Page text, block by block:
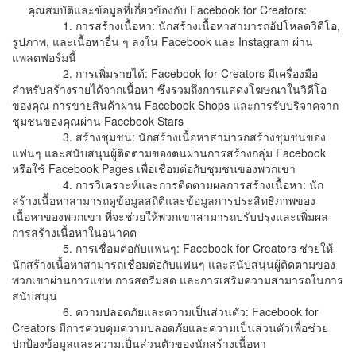
คุณสมบัติและข้อมูลที่เกี่ยวข้องกับ Facebook for Creators:
1. การสร้างเนื้อหา: นักสร้างเนื้อหาสามารถอัปโหลดวิดีโอ,
รูปภาพ, และเนื้อหาอื่น ๆ ลงใน Facebook และ Instagram ผ่าน
แพลตฟอร์มนี้
2. การเพิ่มรายได้: Facebook for Creators มีเครื่องมือ
สำหรับสร้างรายได้จากเนื้อหา ซึ่งรวมถึงการแสดงโฆษณาในวิดีโอ
ของคุณ การขายสินค้าผ่าน Facebook Shops และการรับบริจาคจาก
ชุมชนของคุณผ่าน Facebook Stars
3. สร้างชุมชน: นักสร้างเนื้อหาสามารถสร้างชุมชนของ
แฟนๆ และสนับสนุนผู้ติดตามของตนผ่านการสร้างกลุ่ม Facebook
หรือใช้ Facebook Pages เพื่อเชื่อมต่อกับชุมชนของพวกเขา
4. การวิเคราะห์และการติดตามผลการสร้างเนื้อหา: นัก
สร้างเนื้อหาสามารถดูข้อมูลสถิติและข้อมูลการประสิทธิภาพของ
เนื้อหาของพวกเขา ที่จะช่วยให้พวกเขาสามารถปรับปรุงและเพิ่มผล
การสร้างเนื้อหาในอนาคต
5. การเชื่อมต่อกับแฟนๆ: Facebook for Creators ช่วยให้
นักสร้างเนื้อหาสามารถเชื่อมต่อกับแฟนๆ และสนับสนุนผู้ติดตามของ
พวกเขาผ่านการแชท การสตรีมสด และการเสริมความสามารถในการ
สนับสนุน
6. ความปลอดภัยและความเป็นส่วนตัว: Facebook for
Creators มีการควบคุมความปลอดภัยและความเป็นส่วนตัวเพื่อช่วย
ปกป้องข้อมูลและความเป็นส่วนตัวของนักสร้างเนื้อหา